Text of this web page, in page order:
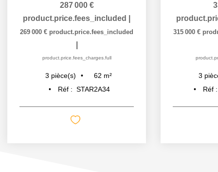
287 000 €
product.price.fees_included
269 000 € product.price.fees_included
product.price.fees_charges.full
3 pièce(s) 62 m²
Réf : STAR2A34
315 000 €
3
Réf